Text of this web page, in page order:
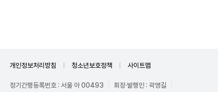
개인정보처리방침 청소년보호정책 사이트맵
정기간행등록번호 : 서울 아 00493
회장·발행인 : 곽영길